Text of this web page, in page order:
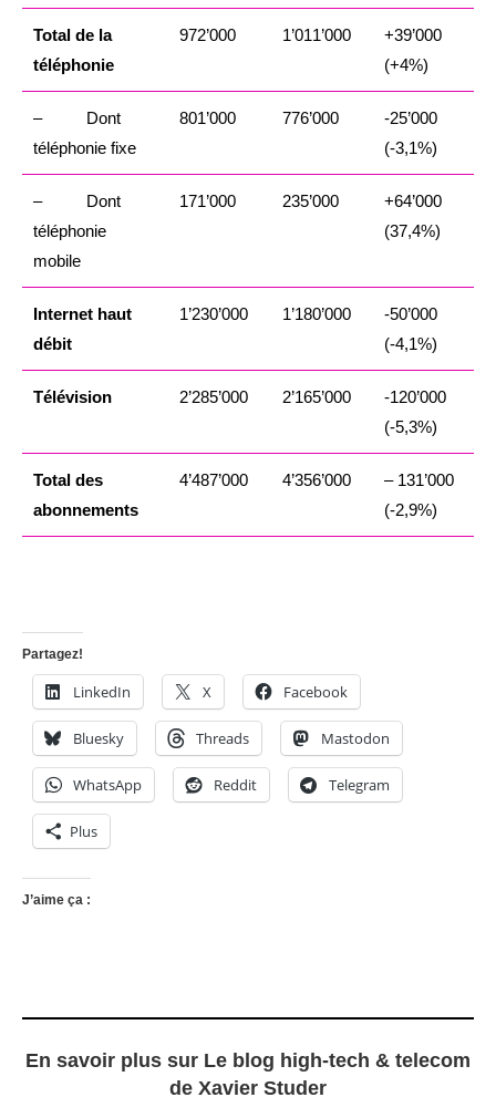
Total de la
téléphonie
972’000 1’011’000
+39’000
(+4%)
– Dont
téléphonie fixe
801’000 776’000
-25’000
(-3,1%)
– Dont
téléphonie
mobile
171’000 235’000
+64’000
(37,4%)
Internet haut
débit
1’230’000 1’180’000
-50’000
(-4,1%)
Télévision 2’285’000 2’165’000
-120’000
(-5,3%)
Total des
abonnements
4’487’000 4’356’000
– 131’000
(-2,9%)
Partagez!
LinkedIn X Facebook
Bluesky Threads Mastodon
WhatsApp Reddit Telegram
Plus
J’aime ça :
En savoir plus sur Le blog high-tech & telecom
de Xavier Studer